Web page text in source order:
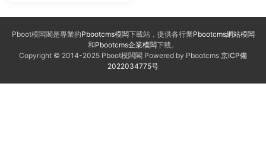
Pboot模闆閣是專業的Pbootcms模闆下載站，提供各行業Pbootcms網站模闆
和Pbootcms企業模闆下載。
Copyright © 2014-2025 Pboot模闆閣 Powered by Pbootcms 京ICP備
2022034775号